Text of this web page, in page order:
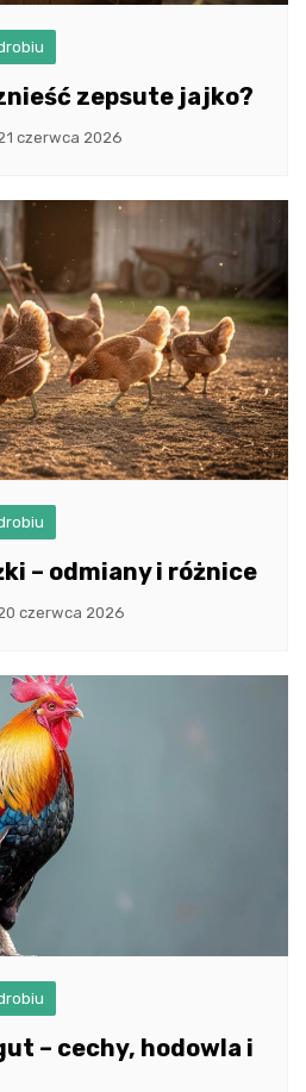
zepsute jajko?
czerwca 2026
– odmiany i różnice
czerwca 2026
– cechy, hodowla i